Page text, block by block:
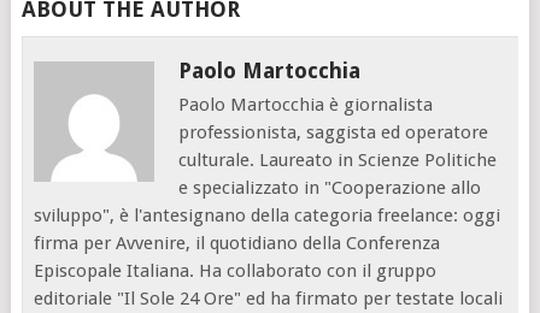
ABOUT THE AUTHOR
Paolo Martocchia
Paolo Martocchia è giornalista
professionista, saggista ed operatore
culturale. Laureato in Scienze Politiche
e specializzato in "Cooperazione allo
sviluppo", è l'antesignano della categoria freelance: oggi
firma per Avvenire, il quotidiano della Conferenza
Episcopale Italiana. Ha collaborato con il gruppo
editoriale "Il Sole 24 Ore" ed ha firmato per testate locali